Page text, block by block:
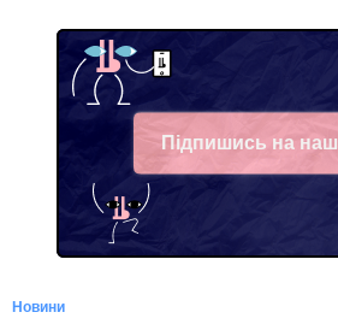
Підпишись на наш
Facebook
Новини